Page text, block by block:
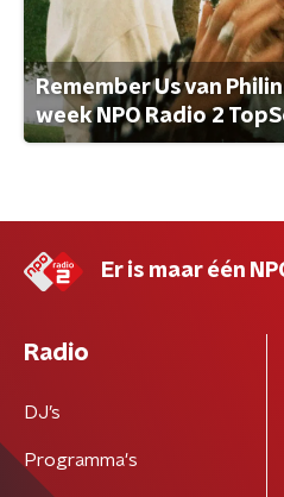
Remember Us van
week NPO Radio 2
Er is maar één
Radio
DJ’s
Programma's